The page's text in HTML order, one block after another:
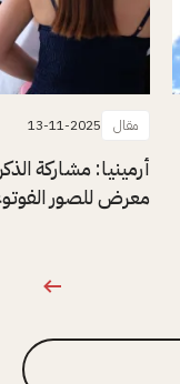
مقال 13-11-2025
أرمينيا: مشاركة
معرض للصور